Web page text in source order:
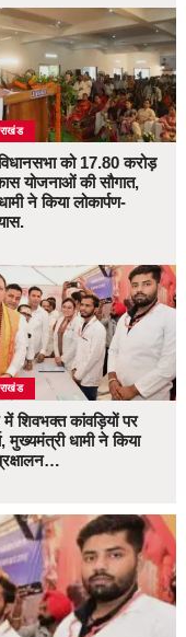
को 17.80 करोड़
योजनाओं की सौगात,
ने किया लोकार्पण-
में शिवभक्त कांवड़ियों पर
मुख्यमंत्री धामी ने किया